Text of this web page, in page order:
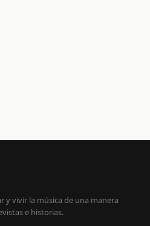
y vivir la música de una manera
e historias.